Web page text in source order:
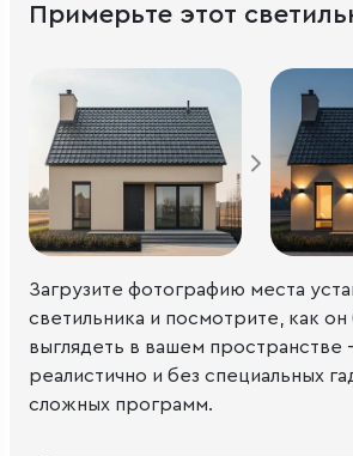
Примерьте этот
Загрузите фотографию места
светильника и посмотрите, как он
выглядеть в вашем пространстве
реалистично и без специальных
сложных программ.